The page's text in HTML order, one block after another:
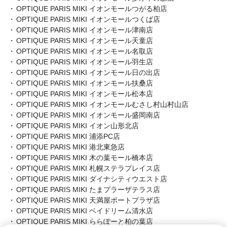
OPTIQUE PARIS MIKI イオンモールつがる柏店
OPTIQUE PARIS MIKI イオンモールつくば店
OPTIQUE PARIS MIKI イオンモール津南店
OPTIQUE PARIS MIKI イオンモール天童店
OPTIQUE PARIS MIKI イオンモール名取店
OPTIQUE PARIS MIKI イオンモール羽生店
OPTIQUE PARIS MIKI イオンモール日の出店
OPTIQUE PARIS MIKI イオンモール扶桑店
OPTIQUE PARIS MIKI イオンモール松本店
OPTIQUE PARIS MIKI イオンモールむさし村山村山店
OPTIQUE PARIS MIKI イオンモール盛岡南店
OPTIQUE PARIS MIKI イオン山形北店
OPTIQUE PARIS MIKI 浦添PC店
OPTIQUE PARIS MIKI 港北東急店
OPTIQUE PARIS MIKI 木の葉モール橋本店
OPTIQUE PARIS MIKI 札幌ステラプレイス店
OPTIQUE PARIS MIKI ダイナシティウエスト店
OPTIQUE PARIS MIKI たまプラーザテラス店
OPTIQUE PARIS MIKI 天満屋ポートプラザ店
OPTIQUE PARIS MIKI ベイドリーム清水店
OPTIQUE PARIS MIKI ららぽーと柏の葉店